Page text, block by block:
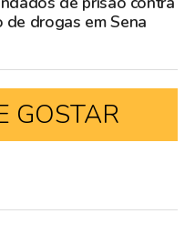
drogas em Sena
GOSTAR